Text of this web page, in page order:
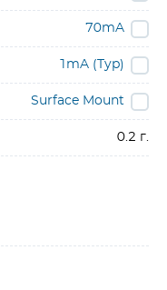
70mA
1mA (Typ)
Surface Mount
0.2 г.